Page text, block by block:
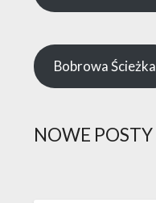
Bobrowa Ścieżka
NOWE POSTY